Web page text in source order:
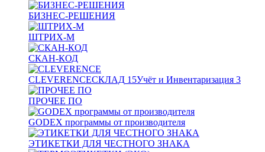
БИЗНЕС-РЕШЕНИЯ
ШТРИХ-М
СКАН-КОД
CLEVERENCEСКЛАД 15Учёт и Инвентаризация 3
ПРОЧЕЕ ПО
GODEX программы от производителя
ЭТИКЕТКИ ДЛЯ ЧЕСТНОГО ЗНАКА